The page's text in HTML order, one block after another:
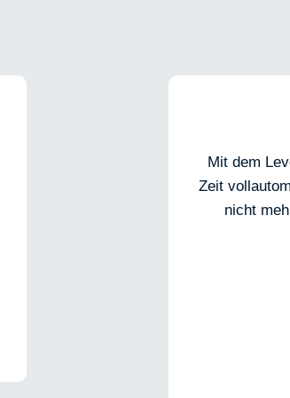
Mit dem
Zeit
nicht